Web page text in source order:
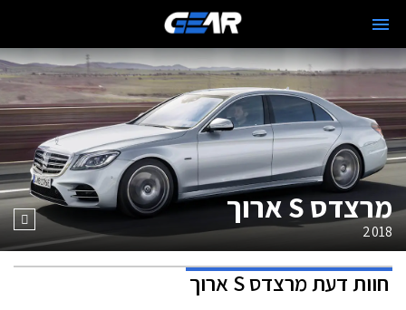
מרצדס S ארוך
2018
חוות דעתמרצדס S ארוך